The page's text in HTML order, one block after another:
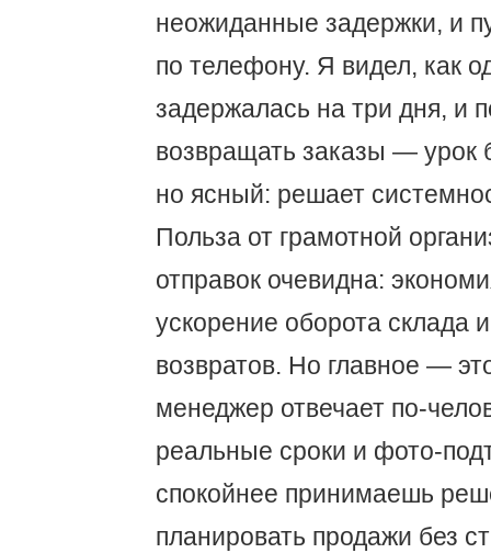
неожиданные задержки, и
по телефону. Я видел, как
задержалась на три дня, и
возвращать заказы — урок
но ясный: решает
Польза от грамотной
отправок очевидна:
ускорение оборота склада
возвратов. Но главное —
менеджер отвечает по-
реальные сроки и фото-
спокойнее принимаешь
планировать продажи без